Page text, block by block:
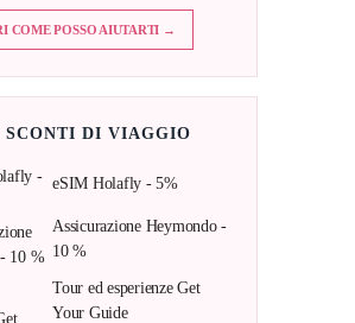
COME POSSO AIUTARTI →
DI VIAGGIO
eSIM Holafly - 5%
Assicurazione Heymondo -
10 %
Tour ed esperienze Get
Your Guide